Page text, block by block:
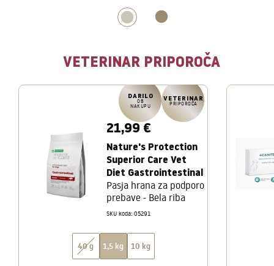
VETERINAR PRIPOROČA
21,99 €
DARILO
OB
NAKUPU
VETERINAR
PRIPOROČA
Nature's Protection
Superior Care Vet
Diet Gastrointestinal
Pasja hrana za podporo
prebave - Bela riba
SKU koda: 05291
40 g 1,5 kg 10 kg